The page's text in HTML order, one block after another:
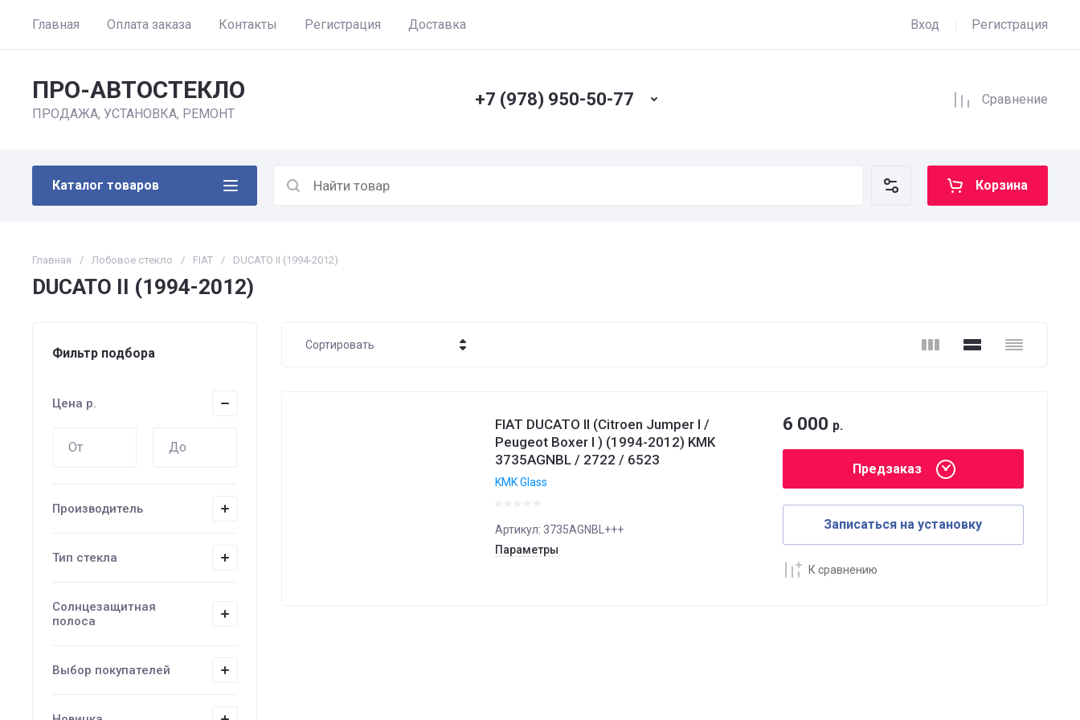
Главная Оплата заказа Контакты Регистрация Доставка Вход Регистрация
ПРО-АВТОСТЕКЛО
ПРОДАЖА, УСТАНОВКА, РЕМОНТ
+7 (978) 950-50-77 Сравнение
Каталог товаров Корзина
Главная / Лобовое стекло / FIAT / DUCATO II (1994-2012)
DUCATO II (1994-2012)
Фильтр подбора
Цена р.
Производитель
Тип стекла
Солнцезащитная
полоса
Выбор покупателей
Сортировать
FIAT DUCATO II (Citroen Jumper I /
Peugeot Boxer I ) (1994-2012) KMK
3735AGNBL / 2722 / 6523
KMK Glass
Артикул: 3735AGNBL+++
Параметры
6 000 р.
Предзаказ
Записаться на установку
К сравнению